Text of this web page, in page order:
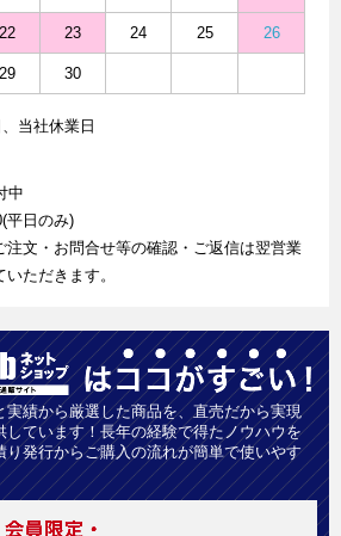
22 23 24 25 26
29 30
当社休業日
中
平日のみ)
注文・お問合せ等の確認・ご返信は翌営業
ただきます。
績から厳選した商品を、直売だから実現
しています！長年の経験で得たノウハウを
り発行からご購入の流れが簡単で使いやす